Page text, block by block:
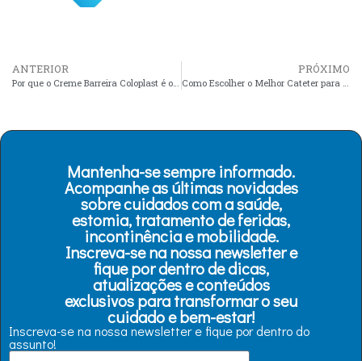
ANTERIOR
Por que o Creme Barreira Coloplast é o mais vendido?
PRÓXIMO
Como Escolher o Melhor Cateter para Incontinência Urinária
Mantenha-se sempre informado.
Acompanhe as últimas novidades
sobre cuidados com a saúde,
estomia, tratamento de feridas,
incontinência e mobilidade.
Inscreva-se na nossa newsletter e
fique por dentro de dicas,
atualizações e conteúdos
exclusivos para transformar o seu
cuidado e bem-estar!
Inscreva-se na nossa newsletter e fique por dentro do
assunto!